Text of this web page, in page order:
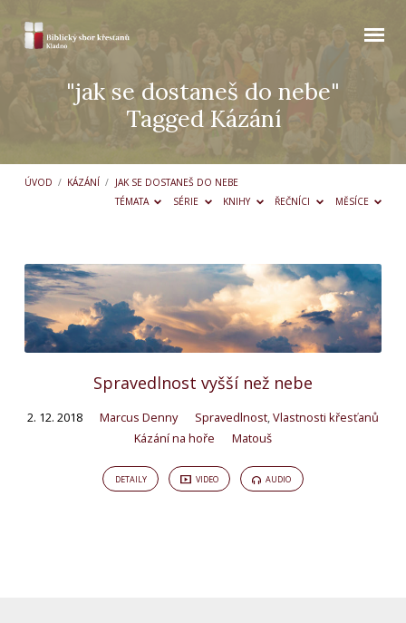
"jak se dostaneš do nebe"
Tagged Kázání
ÚVOD / KÁZÁNÍ / JAK SE DOSTANEŠ DO NEBE
TÉMATA
SÉRIE KNIHY ŘEČNÍCI MĚSÍCE
"jak
se
dostaneš
do
Tagged
Kázání
Spravedlnost vyšší než nebe
2. 12. 2018 Marcus Denny Spravedlnost Vlastnosti křesťanů
Kázání na hoře
Matouš
DETAILY VIDEO AUDIO